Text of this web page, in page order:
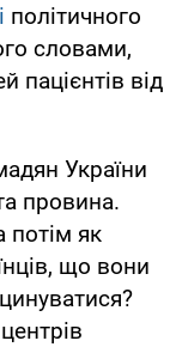
політичного
словами,
пацієнтів від
України
провина.
потім як
що вони